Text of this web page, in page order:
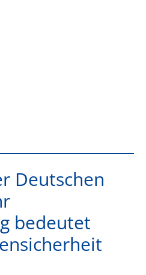
Deutschen
bedeutet